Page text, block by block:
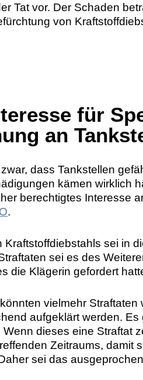
Tat vor. Der Schaden
von
für
an
dass Tankstellen
kämen wirklich
berechtigtes Interesse
.
sei in
sei es des
die Klägerin gefordert
vielmehr Straftaten
aufgeklärt werden.
dieses eine Straftat
Zeitraums, damit
sei das